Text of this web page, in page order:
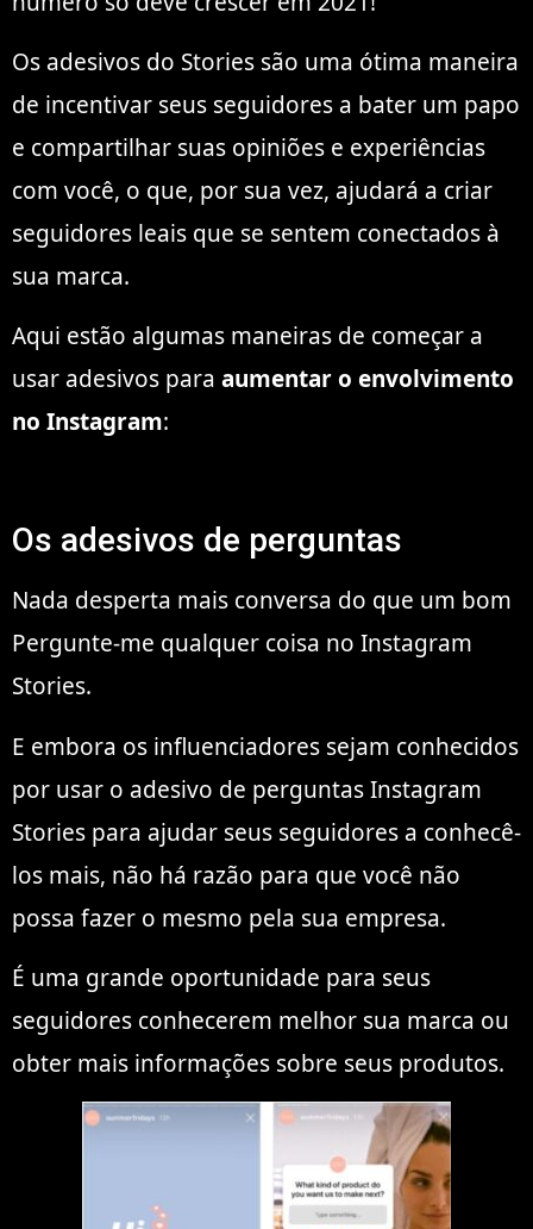
Os adesivos do Stories são uma ótima maneira
de incentivar seus seguidores a bater um papo
e compartilhar suas opiniões e experiências
com você, o que, por sua vez, ajudará a criar
seguidores leais que se sentem conectados à
sua marca.
Aqui estão algumas maneiras de começar a
usar adesivos para aumentar o envolvimento
no Instagram:
Os adesivos de perguntas
Nada desperta mais conversa do que um bom
Pergunte-me qualquer coisa no Instagram
Stories.
E embora os influenciadores sejam conhecidos
por usar o adesivo de perguntas Instagram
Stories para ajudar seus seguidores a conhecê-
los mais, não há razão para que você não
possa fazer o mesmo pela sua empresa.
É uma grande oportunidade para seus
seguidores conhecerem melhor sua marca ou
obter mais informações sobre seus produtos.